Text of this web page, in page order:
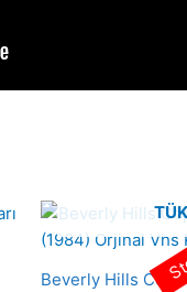
Beverly Hills Cop